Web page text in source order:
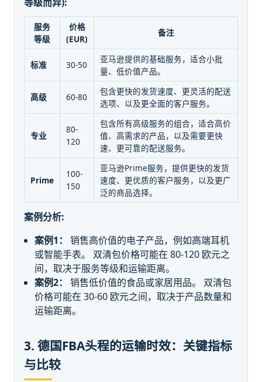
服务
等级
价格
(EUR)
备注
标准 30-50
亚马逊提供的基础服务，适合小批
量、低价值产品。
高级 60-80
包含更快的发货速度、更灵活的配送
选项、以及更全面的客户服务。
专业
80-
120
包含所有高级服务的组合，适合高价
值、高需求的产品，以及需要更快
速、更可靠的配送服务。
Prime
100-
150
亚马逊Prime服务，提供更快的发货
速度、更优质的客户服务，以及更广
泛的商品选择。
案例分析:
案例1：
销售高价值的电子产品，例如高端耳机
或智能手表。 双清包价格可能在 80-120 欧元之
间，取决于服务等级和运输距离。
案例2：
销售低价值的食品或家居用品。 双清包
价格可能在 30-60 欧元之间，取决于产品数量和
运输距离。
3. 德国FBA头程的运输时效：关键指标
与比较